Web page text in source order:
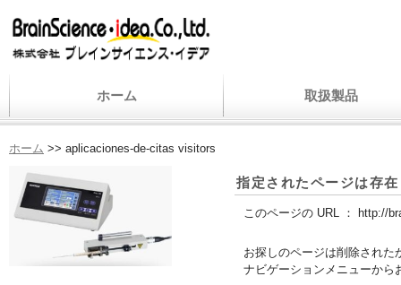
ホーム 取扱製品
ホーム >> aplicaciones-de-citas visitors
指定されたページは存
このページの URL ： http://
お探しのページは削除された
ナビゲーションメニューから